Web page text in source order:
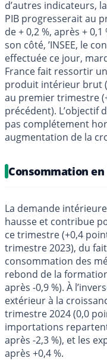
d’autres indicateurs,
PIB progresserait au
de + 0,2 %, après +
son côté, ’INSEE, le
effectuée ce jour,
France fait ressortir
produit intérieur brut
au premier trimestre
précédent). L’objectif
pas complétement
augmentation de la
Consommation en
La demande
hausse et contribue
ce trimestre (+0,4
trimestre 2023), du
consommation des
rebond de la
après -0,9 %). À
extérieur à la
trimestre 2024 (0,0
importations
après -2,3 %), et les
après +0,4 %.